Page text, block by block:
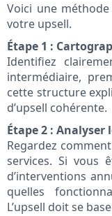
Voici une
votre upsell.
Étape 1 :
Identifiez
intermédiaire,
cette structure
d’upsell cohérente.
Étape 2 : Analyser
Regardez
services. Si vous
d’interventions
quelles
L’upsell doit se